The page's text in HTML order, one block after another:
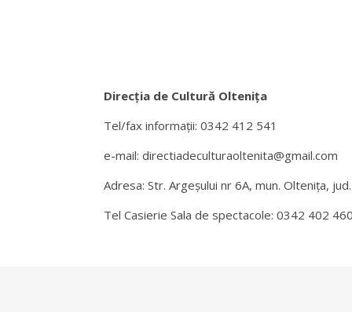
Direcția de Cultură Oltenița
Tel/fax informații: 0342 412 541
e-mail: directiadeculturaoltenita@gmail.com
Adresa: Str. Argeșului nr 6A, mun. Oltenița,
Tel Casierie Sala de spectacole: 0342 402 460